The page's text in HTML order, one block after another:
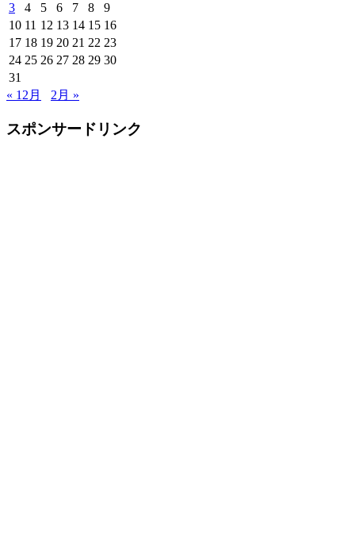
3
4 5 6 7 8
9
10 11 12 13 14 15 16
17 18 19 20 21 22 23
24 25 26 27 28 29 30
31
« 12月
2月 »
スポンサードリンク